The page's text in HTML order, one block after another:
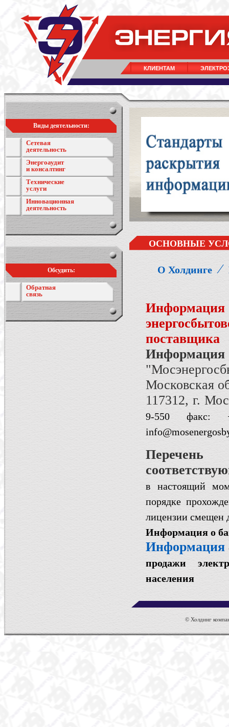
КЛИЕНТАМ
Виды деятельности:
Сетевая
деятельность
Энергоаудит
и консалтинг
Технические
услуги
Инновационная
деятельность
Обсудить:
Обратная
связь
ОСНОВНЫЕ
О Холдинге ⁄
Информация
поставщика
Московская
117312, г.
9-550факс:
Перечень
в настоящий
порядке
лицензии смещен
Информация о
Информация
продажи
населения
© Холдинг